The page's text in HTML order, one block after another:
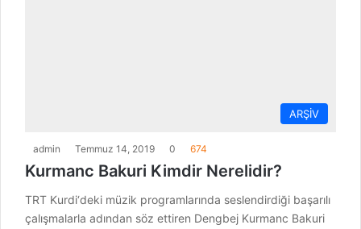
ARŞİV
admin Temmuz 14, 2019 0 674
Kurmanc Bakuri Kimdir Nerelidir?
TRT Kurdi‘deki müzik programlarında seslendirdiği başarılı
çalışmalarla adından söz ettiren Dengbej Kurmanc Bakuri